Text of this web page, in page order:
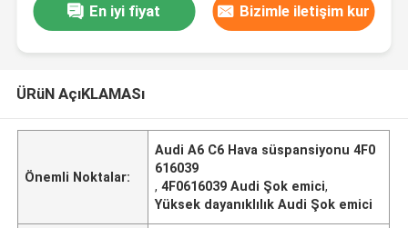
En iyi fiyat Bizimle iletişim kur
ÜRüN AçıKLAMASı
Önemli Noktalar:
Audi A6 C6 Hava süspansiyonu 4F0
616039
,4F0616039 Audi Şok emici,
Yüksek dayanıklılık Audi Şok emici